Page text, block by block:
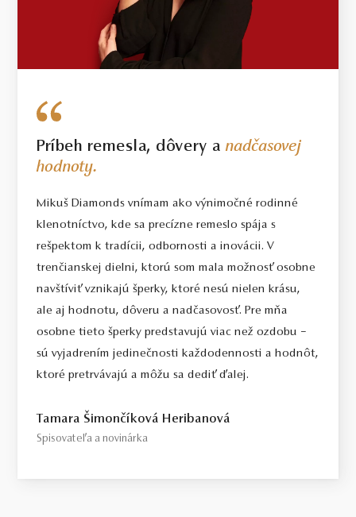
Príbeh remesla, dôvery anadčasovej
hodnoty.
Mikuš Diamonds vnímam ako výnimočné rodinné
klenotníctvo, kde sa precízne remeslo spája s
rešpektom k tradícii, odbornosti a inovácii. V
trenčianskej dielni, ktorú som mala možnosť osobne
navštíviť vznikajú šperky, ktoré nesú nielen krásu,
ale aj hodnotu, dôveru a nadčasovosť. Pre mňa
osobne tieto šperky predstavujú viac než ozdobu –
sú vyjadrením jedinečnosti každodennosti a hodnôt,
ktoré pretrvávajú a môžu sa dediť ďalej.
Tamara Šimončíková Heribanová
Spisovateľa a novinárka